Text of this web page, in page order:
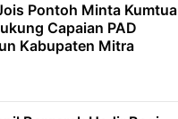
Pontoh Minta Kumtua
Capaian PAD
Kabupaten Mitra